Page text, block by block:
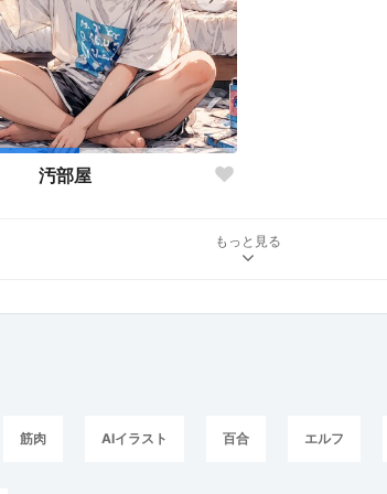
汚部屋
もっと見る
筋肉 AIイラスト 百合 エルフ